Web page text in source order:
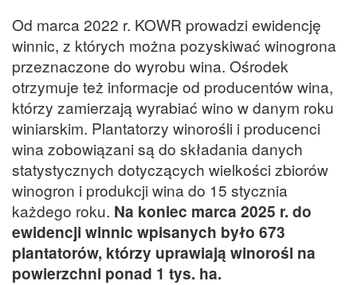
Od marca 2022 r. KOWR prowadzi ewidencję
winnic, z których można pozyskiwać winogrona
przeznaczone do wyrobu wina. Ośrodek
otrzymuje też informacje od producentów wina,
którzy zamierzają wyrabiać wino w danym roku
winiarskim. Plantatorzy winorośli i producenci
wina zobowiązani są do składania danych
statystycznych dotyczących wielkości zbiorów
winogron i produkcji wina do 15 stycznia
każdego roku. Na koniec marca 2025 r. do
ewidencji winnic wpisanych było 673
plantatorów, którzy uprawiają winorośl na
powierzchni ponad 1 tys. ha.